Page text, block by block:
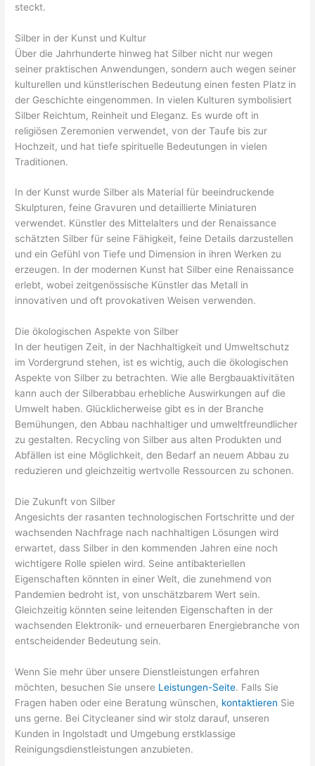
steckt.
Silber in der Kunst und Kultur
Über die Jahrhunderte hinweg hat Silber nicht nur wegen
seiner praktischen Anwendungen, sondern auch wegen seiner
kulturellen und künstlerischen Bedeutung einen festen Platz in
der Geschichte eingenommen. In vielen Kulturen symbolisiert
Silber Reichtum, Reinheit und Eleganz. Es wurde oft in
religiösen Zeremonien verwendet, von der Taufe bis zur
Hochzeit, und hat tiefe spirituelle Bedeutungen in vielen
Traditionen.
In der Kunst wurde Silber als Material für beeindruckende
Skulpturen, feine Gravuren und detaillierte Miniaturen
verwendet. Künstler des Mittelalters und der Renaissance
schätzten Silber für seine Fähigkeit, feine Details darzustellen
und ein Gefühl von Tiefe und Dimension in ihren Werken zu
erzeugen. In der modernen Kunst hat Silber eine Renaissance
erlebt, wobei zeitgenössische Künstler das Metall in
innovativen und oft provokativen Weisen verwenden.
Die ökologischen Aspekte von Silber
In der heutigen Zeit, in der Nachhaltigkeit und Umweltschutz
im Vordergrund stehen, ist es wichtig, auch die ökologischen
Aspekte von Silber zu betrachten. Wie alle Bergbauaktivitäten
kann auch der Silberabbau erhebliche Auswirkungen auf die
Umwelt haben. Glücklicherweise gibt es in der Branche
Bemühungen, den Abbau nachhaltiger und umweltfreundlicher
zu gestalten. Recycling von Silber aus alten Produkten und
Abfällen ist eine Möglichkeit, den Bedarf an neuem Abbau zu
reduzieren und gleichzeitig wertvolle Ressourcen zu schonen.
Die Zukunft von Silber
Angesichts der rasanten technologischen Fortschritte und der
wachsenden Nachfrage nach nachhaltigen Lösungen wird
erwartet, dass Silber in den kommenden Jahren eine noch
wichtigere Rolle spielen wird. Seine antibakteriellen
Eigenschaften könnten in einer Welt, die zunehmend von
Pandemien bedroht ist, von unschätzbarem Wert sein.
Gleichzeitig könnten seine leitenden Eigenschaften in der
wachsenden Elektronik- und erneuerbaren Energiebranche von
entscheidender Bedeutung sein.
Wenn Sie mehr über unsere Dienstleistungen erfahren
möchten, besuchen Sie unsere Leistungen-Seite. Falls Sie
Fragen haben oder eine Beratung wünschen, kontaktieren Sie
uns gerne. Bei Citycleaner sind wir stolz darauf, unseren
Kunden in Ingolstadt und Umgebung erstklassige
Reinigungsdienstleistungen anzubieten.